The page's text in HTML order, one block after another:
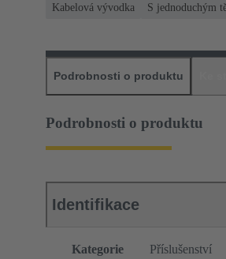
Kabelová vývodka S jednoduchým
Podrobnosti o produktu
Podrobnosti o produktu
Identifikace
Kategorie
Příslušenství